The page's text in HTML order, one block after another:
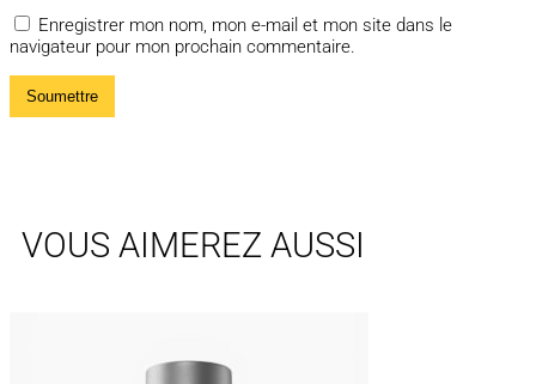
Enregistrer mon nom, mon e-mail et mon site dans le
navigateur pour mon prochain commentaire.
VOUS AIMEREZ AUSSI